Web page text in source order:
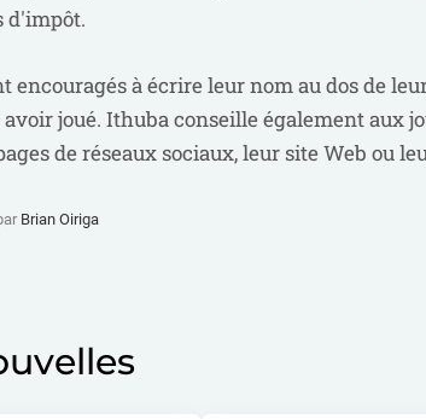
d'impôt.
encouragés à écrire leur nom au dos de
joué. Ithuba conseille également aux
de réseaux sociaux, leur site Web ou
Brian Oiriga